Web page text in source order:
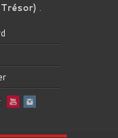
Trésor) .